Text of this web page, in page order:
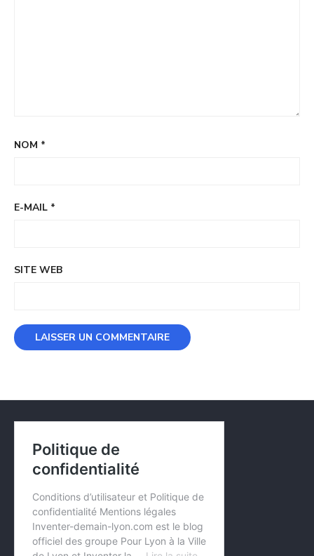
NOM *
E-MAIL *
SITE WEB